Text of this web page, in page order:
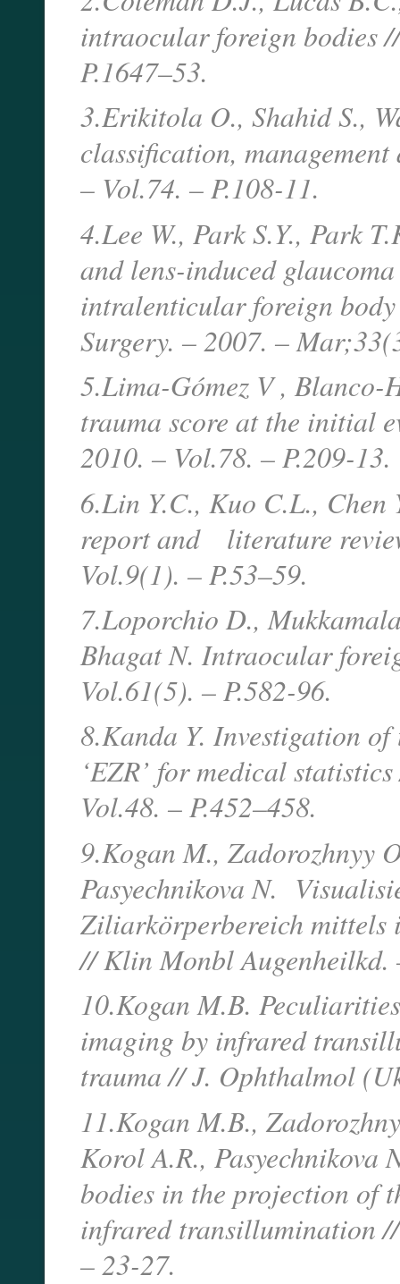
intraocular foreign bodies
P.1647–53.
3.Erikitola O., Shahid S.,
classification,
– Vol.74. – P.108-11.
4.Lee W., Park S.Y., Park
and lens-induced
intralenticular foreign
Surgery. – 2007. –
5.Lima-Gómez V ,
trauma score at the initial
2010. – Vol.78. – P.209-13.
6.Lin Y.C., Kuo C.L.,
report and literature
Vol.9(1). – P.53–59.
7.Loporchio D.,
Bhagat N. Intraocular
Vol.61(5). – P.582-96.
8.Kanda Y. Investigation
‘EZR’ for medical
Vol.48. – P.452–458.
9.Kogan M., Zadorozhnyy
Pasyechnikova N.
Ziliarkörperbereich
// Klin Monbl Augenheilkd.
10.Kogan M.B.
imaging by infrared
trauma // J. Ophthalmol
11.Kogan M.B.,
Korol A.R.,
bodies in the projection of
infrared transillumination
– 23-27.